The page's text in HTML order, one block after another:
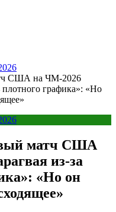
США на ЧМ-2026
плотного графика»: «Но
матч США
из-за
«Но он